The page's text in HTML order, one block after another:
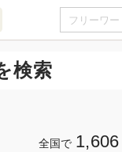
検索
全国で 1,606